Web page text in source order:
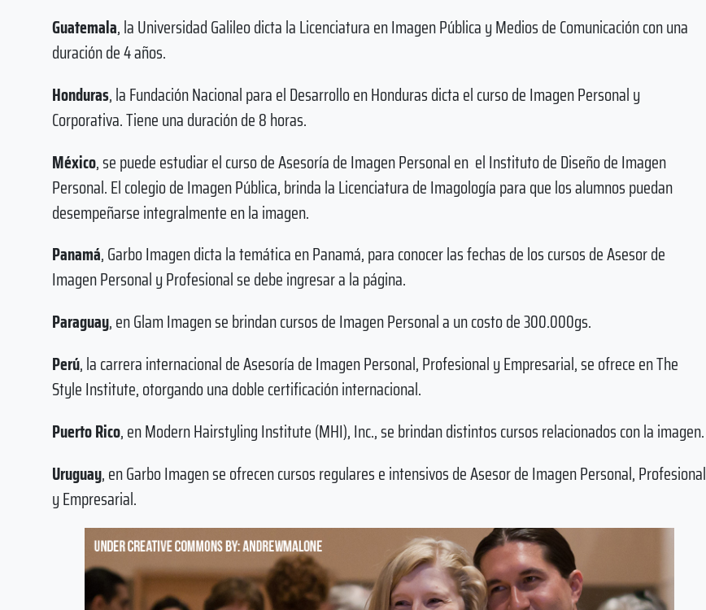
Guatemala, la Universidad Galileo dicta la Licenciatura en Imagen Pública y Medios de Comunicación con una
duración de 4 años.
Honduras, la Fundación Nacional para el Desarrollo en Honduras dicta el curso de Imagen Personal y
Corporativa. Tiene una duración de 8 horas.
México, se puede estudiar el curso de Asesoría de Imagen Personal en el Instituto de Diseño de Imagen
Personal. El colegio de Imagen Pública, brinda la Licenciatura de Imagología para que los alumnos puedan
desempeñarse integralmente en la imagen.
Panamá, Garbo Imagen dicta la temática en Panamá, para conocer las fechas de los cursos de Asesor de
Imagen Personal y Profesional se debe ingresar a la página.
Paraguay, en Glam Imagen se brindan cursos de Imagen Personal a un costo de 300.000gs.
Perú, la carrera internacional de Asesoría de Imagen Personal, Profesional y Empresarial, se ofrece en The
Style Institute, otorgando una doble certificación internacional.
Puerto Rico, en Modern Hairstyling Institute (MHI), Inc., se brindan distintos cursos relacionados con la imagen.
Uruguay, en Garbo Imagen se ofrecen cursos regulares e intensivos de Asesor de Imagen Personal, Profesional
y Empresarial.